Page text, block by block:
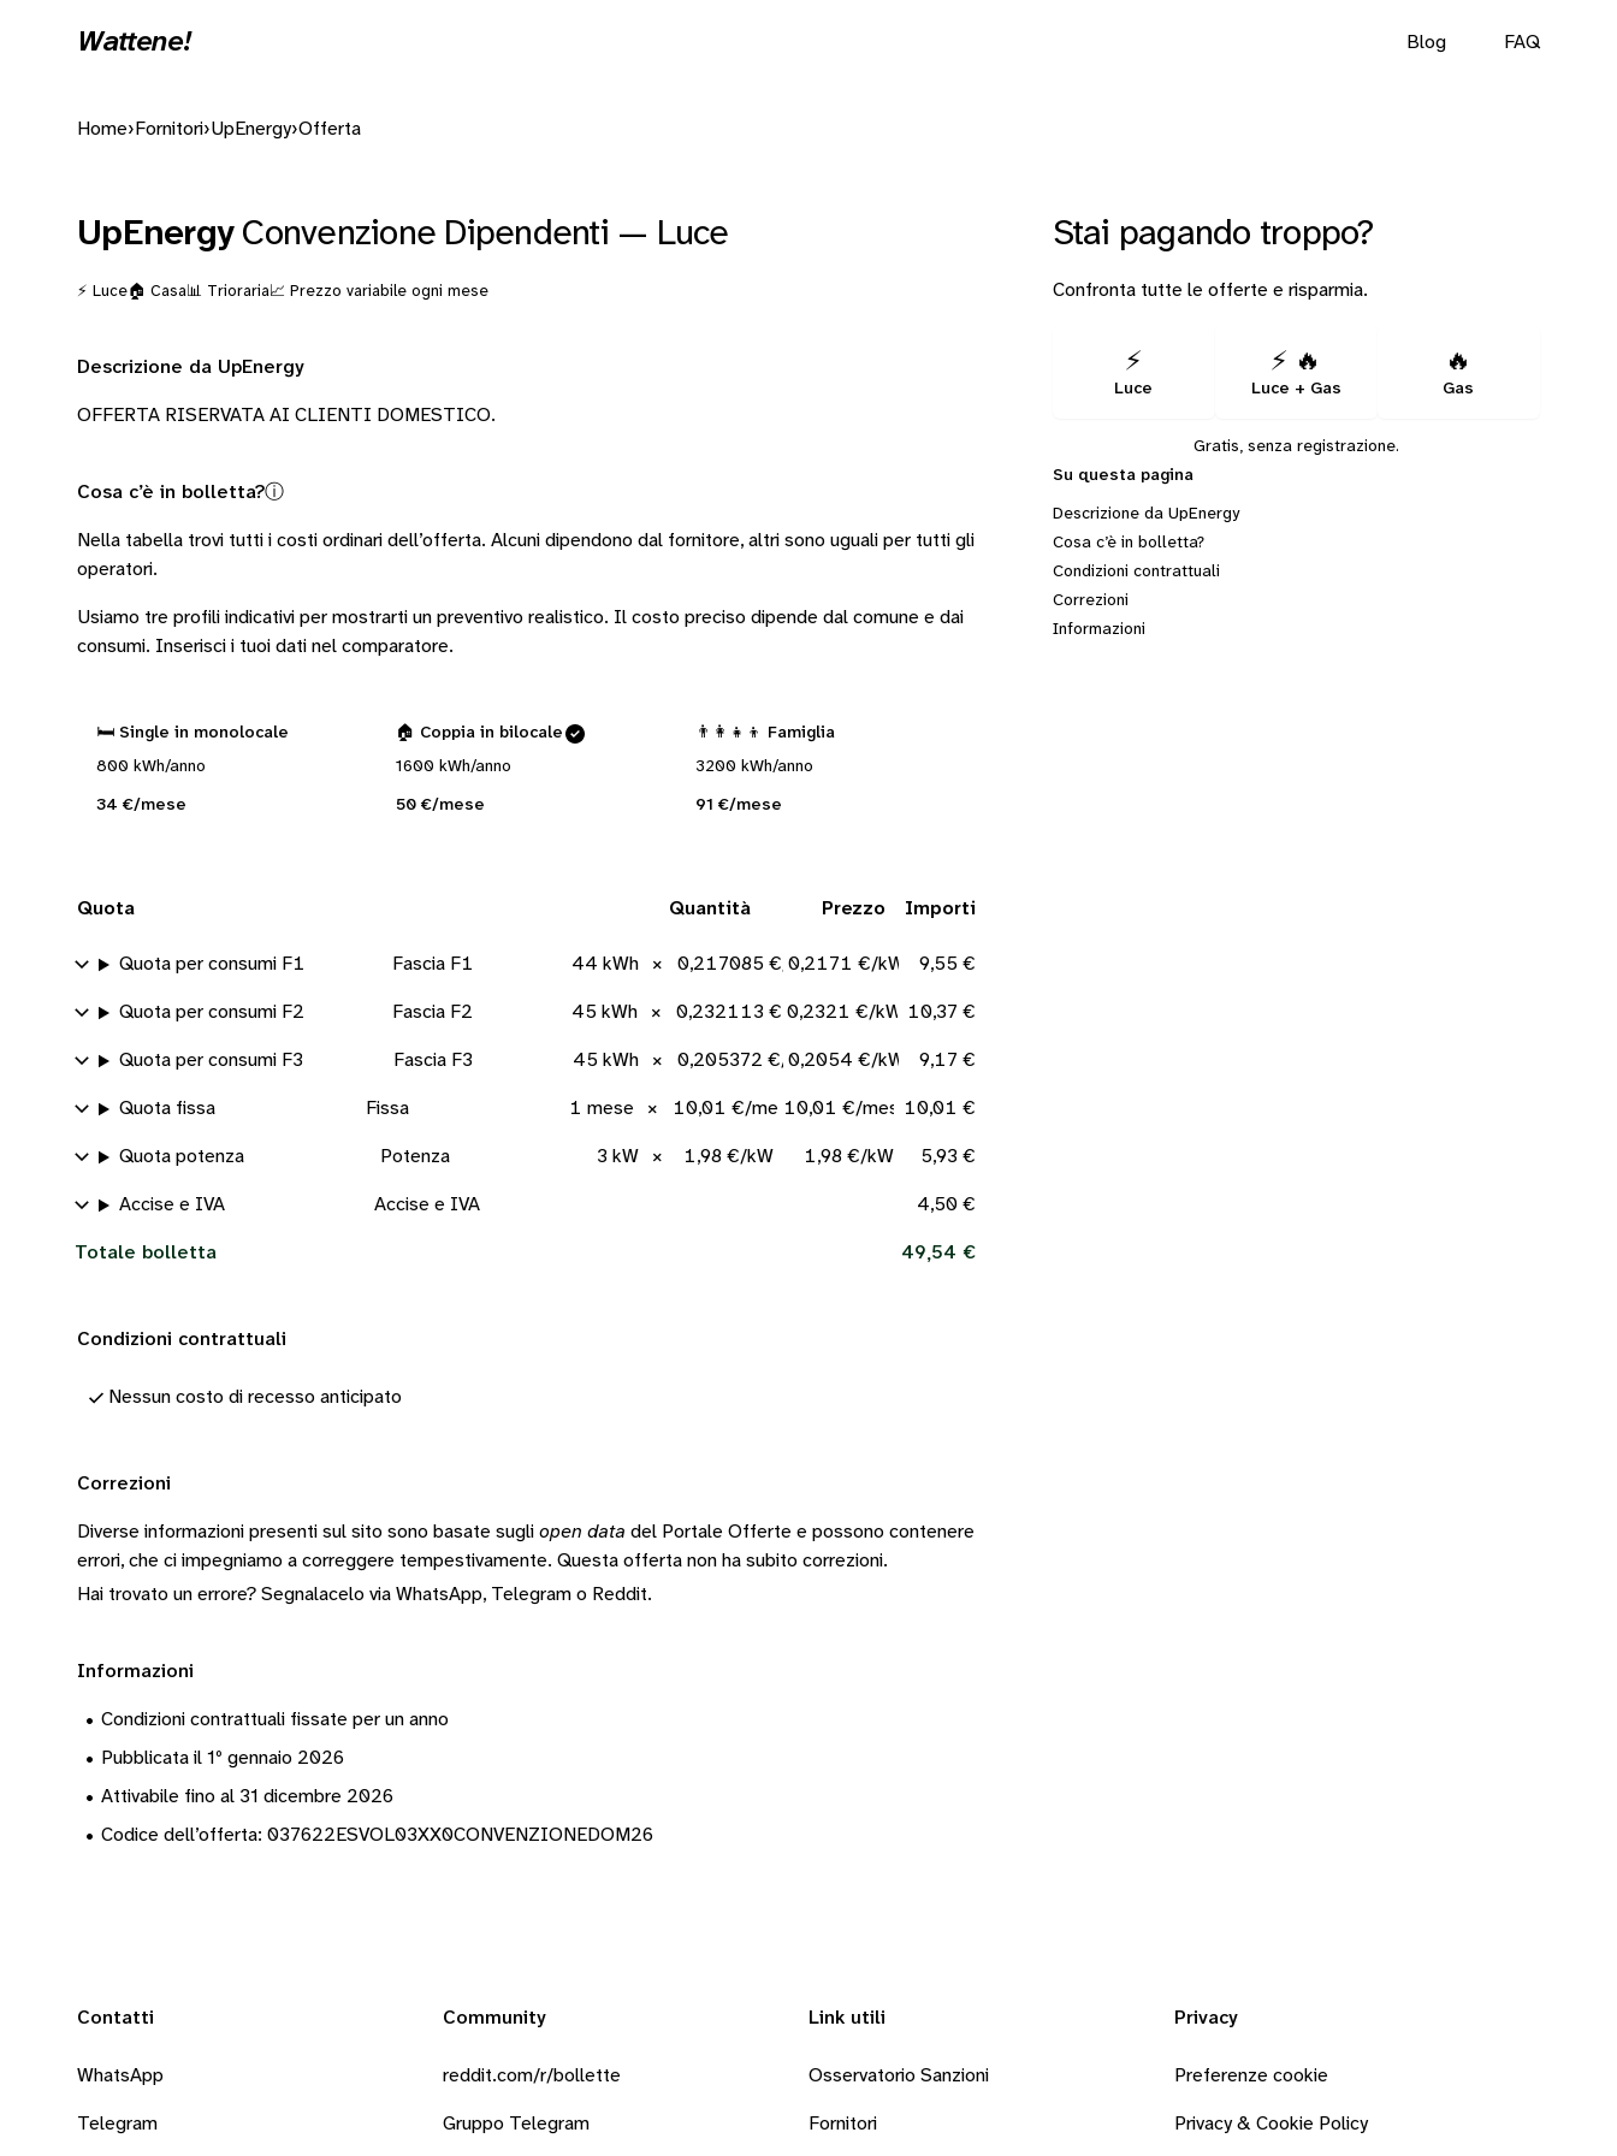
Wattene! Blog FAQ
Home› Fornitori›UpEnergy›Offerta
UpEnergy Convenzione Dipendenti — Luce
⚡ Luce🏠 Casa📊 Trioraria📈 Prezzo variabile ogni mese
Descrizione da UpEnergy
OFFERTA RISERVATA AI CLIENTI DOMESTICO.
Cosa c’è in bolletta?ⓘ
Nella tabella trovi tutti i costi ordinari dell’offerta. Alcuni dipendono dal fornitore, altri sono uguali per tutti gli
operatori.
Usiamo tre profili indicativi per mostrarti un preventivo realistico. Il costo preciso dipende dal comune e dai
consumi. Inserisci i tuoi dati nel comparatore.
🛏️ Single in monolocale
800 kWh/anno
34 €/mese
🏠 Coppia in bilocale
1600 kWh/anno
50 €/mese
👨‍👩‍👧‍👦 Famiglia
3200 kWh/anno
91 €/mese
Quota Quantità Prezzo Importi
Quota per consumi F1 Fascia F1 44 kWh × 0,217085 €/kWh0,2171 €/kWh 9,55 €
Quota per consumi F2 Fascia F2 45 kWh × 0,232113 €/kWh0,2321 €/kWh10,37 €
Quota per consumi F3 Fascia F3 45 kWh × 0,205372 €/kWh0,2054 €/kWh 9,17 €
Quota fissa Fissa 1 mese × 10,01 €/mese10,01 €/mese10,01 €
Quota potenza Potenza 3 kW × 1,98 €/kW 1,98 €/kW 5,93 €
Accise e IVA Accise e IVA 4,50 €
Totale bolletta 49,54 €
Condizioni contrattuali
Nessun costo di recesso anticipato
Correzioni
Diverse informazioni presenti sul sito sono basate sugli open data del Portale Offerte e possono contenere
errori, che ci impegniamo a correggere tempestivamente. Questa offerta non ha subito correzioni.
Hai trovato un errore? Segnalacelo via WhatsApp, Telegram o Reddit.
Informazioni
• Condizioni contrattuali fissate per un anno
• Pubblicata il 1º gennaio 2026
• Attivabile fino al 31 dicembre 2026
• Codice dell’offerta: 037622ESVOL03XX0CONVENZIONEDOM26
Stai pagando troppo?
Confronta tutte le offerte e risparmia.
⚡
Luce
⚡ 🔥
Luce + Gas
🔥
Gas
Gratis, senza registrazione.
Su questa pagina
Descrizione da UpEnergy
Cosa c’è in bolletta?
Condizioni contrattuali
Correzioni
Informazioni
Contatti
WhatsApp
Telegram
Community
reddit.com/r/bollette
Gruppo Telegram
Link utili
Osservatorio Sanzioni
Fornitori
Privacy
Preferenze cookie
Privacy & Cookie Policy